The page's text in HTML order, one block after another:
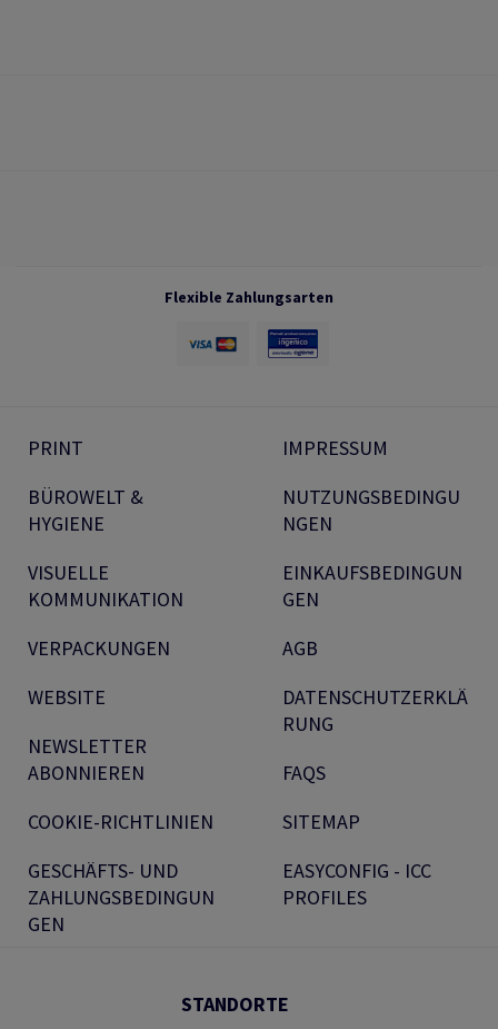
Flexible Zahlungsarten
PRINT
BÜROWELT &
HYGIENE
VISUELLE
KOMMUNIKATION
VERPACKUNGEN
WEBSITE
NEWSLETTER
ABONNIEREN
COOKIE-RICHTLINIEN
GESCHÄFTS- UND
ZAHLUNGSBEDINGUN
GEN
IMPRESSUM
NUTZUNGSBEDINGU
NGEN
EINKAUFSBEDINGUN
GEN
AGB
DATENSCHUTZERKLÄ
RUNG
FAQS
SITEMAP
EASYCONFIG - ICC
PROFILES
STANDORTE